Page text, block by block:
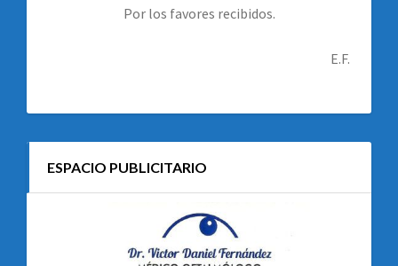
Por los favores recibidos.
E.F.
ESPACIO PUBLICITARIO